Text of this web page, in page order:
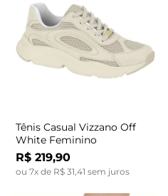
Tênis Casual Vizzano Off
White Feminino
R$ 219,90
ou 7x de R$ 31 41 sem juros